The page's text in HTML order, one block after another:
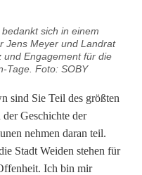
sich in einem
Jens Meyer und Landrat
und Engagement für die
Tage. Foto: SOBY
sind Sie Teil des größten
Geschichte der
nehmen daran teil.
Stadt Weiden stehen für
Ich bin mir